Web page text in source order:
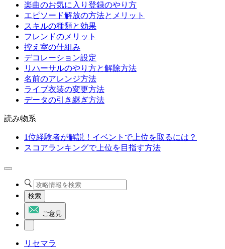
楽曲のお気に入り登録のやり方
エピソード解放の方法とメリット
スキルの種類と効果
フレンドのメリット
控え室の仕組み
デコレーション設定
リハーサルのやり方と解除方法
名前のアレンジ方法
ライブ衣装の変更方法
データの引き継ぎ方法
読み物系
1位経験者が解説！イベントで上位を取るには？
スコアランキングで上位を目指す方法
検索
ご意見
リセマラ